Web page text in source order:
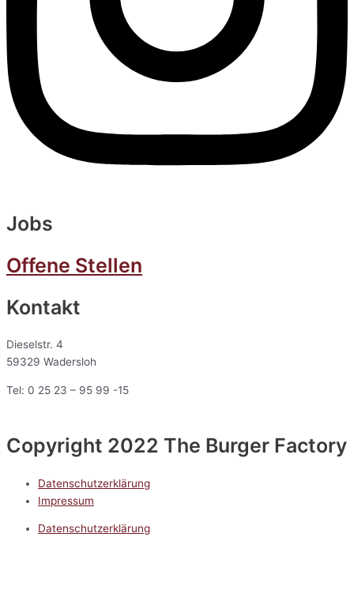
Jobs
Offene Stellen
Kontakt
Dieselstr. 4
59329 Wadersloh
Tel: 0 25 23 – 95 99 -15
Copyright 2022 The Burger Factory
Datenschutzerklärung
Impressum
Datenschutzerklärung